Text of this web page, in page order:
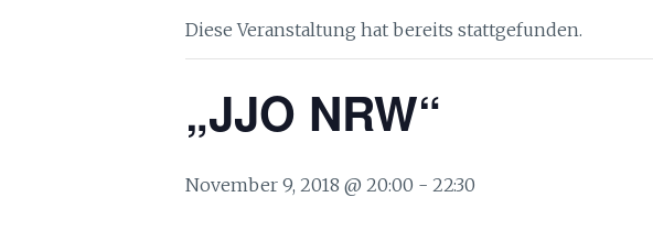
Diese Veranstaltung hat bereits stattgefunden.
„JJO NRW“
November 9, 2018 @ 20:00 - 22:30